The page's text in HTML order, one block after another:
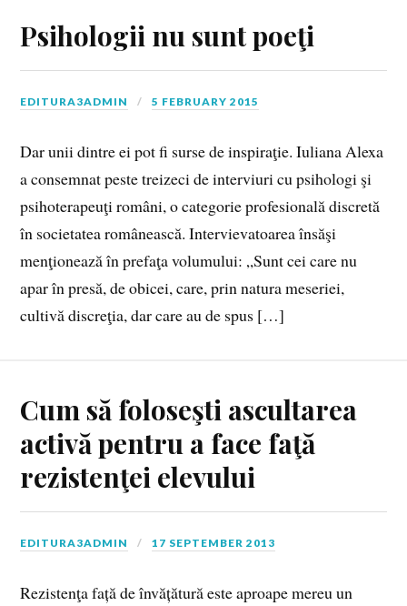
Psihologii nu sunt poeţi
EDITURA3ADMIN 5 FEBRUARY 2015
Dar unii dintre ei pot fi surse de inspiraţie. Iuliana Alexa
a consemnat peste treizeci de interviuri cu psihologi şi
psihoterapeuţi români, o categorie profesională discretă
în societatea românească. Intervievatoarea însăşi
menţionează în prefaţa volumului: „Sunt cei care nu
apar în presă, de obicei, care, prin natura meseriei,
cultivă discreţia, dar care au de spus […]
Cum să foloseşti ascultarea
activă pentru a face faţă
rezistenţei elevului
EDITURA3ADMIN 17 SEPTEMBER 2013
Rezistenţa față de învățătură este aproape mereu un